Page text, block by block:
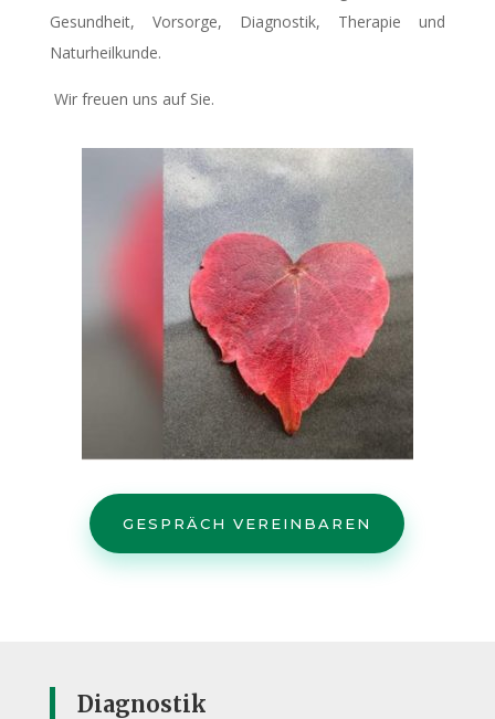
Gesundheit, Vorsorge, Diagnostik, Therapie und
Naturheilkunde.
Wir freuen uns auf Sie.
GESPRÄCH VEREINBAREN
Diagnostik